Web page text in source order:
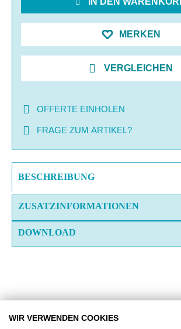
MERKEN
VERGLEICHEN
OFFERTE EINHOLEN
FRAGE ZUM ARTIKEL?
BESCHREIBUNG
ZUSATZINFORMATIONEN
DOWNLOAD
WIR VERWENDEN COOKIES